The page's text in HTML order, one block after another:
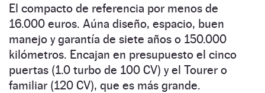
El compacto de referencia por menos de
16.000 euros. Aúna diseño, espacio, buen
manejo y garantía de siete años o 150.000
kilómetros. Encajan en presupuesto el cinco
puertas (1.0 turbo de 100 CV) y el Tourer o
familiar (120 CV), que es más grande.